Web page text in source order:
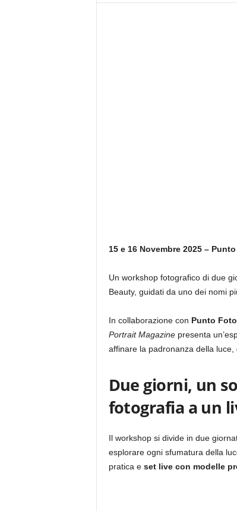
15 e 16 Novembre 2025 –
Un workshop fotografico di due
Beauty, guidati da uno dei nomi
In collaborazione con Punto Foto
Portrait Magazinepresenta
affinare la padronanza della luce,
Due giorni, un
fotografia a un
Il workshop si divide in due
esplorare ogni sfumatura della
pratica e set live con modelle